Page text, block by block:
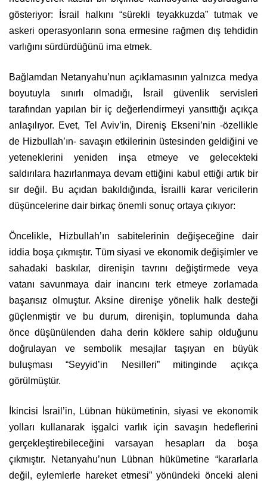
gösteriyor: İsrail halkını “sürekli teyakkuzda” tutmak ve
askeri operasyonların sona ermesine rağmen dış tehdidin
varlığını sürdürdüğünü ima etmek.
Bağlamdan Netanyahu’nun açıklamasının yalnızca medya
boyutuyla sınırlı olmadığı, İsrail güvenlik servisleri
tarafından yapılan bir iç değerlendirmeyi yansıttığı açıkça
anlaşılıyor. Evet, Tel Aviv’in, Direniş Ekseni’nin -özellikle
de Hizbullah’ın- savaşın etkilerinin üstesinden geldiğini ve
yeteneklerini yeniden inşa etmeye ve gelecekteki
saldırılara hazırlanmaya devam ettiğini kabul ettiği artık bir
sır değil. Bu açıdan bakıldığında, İsrailli karar vericilerin
düşüncelerine dair birkaç önemli sonuç ortaya çıkıyor:
Öncelikle, Hizbullah’ın sabitelerinin değişeceğine dair
iddia boşa çıkmıştır. Tüm siyasi ve ekonomik değişimler ve
sahadaki baskılar, direnişin tavrını değiştirmede veya
vatanı savunmaya dair inancını terk etmeye zorlamada
başarısız olmuştur. Aksine direnişe yönelik halk desteği
güçlenmiştir ve bu durum, direnişin, toplumunda daha
önce düşünülenden daha derin köklere sahip olduğunu
doğrulayan ve sembolik mesajlar taşıyan en büyük
buluşması “Seyyid’in Nesilleri” mitinginde açıkça
görülmüştür.
İkincisi İsrail’in, Lübnan hükümetinin, siyasi ve ekonomik
yolları kullanarak işgalci varlık için savaşın hedeflerini
gerçekleştirebileceğini varsayan hesapları da boşa
çıkmıştır. Netanyahu’nun Lübnan hükümetine “kararlarla
değil, eylemlerle hareket etmesi” yönündeki önceki aleni